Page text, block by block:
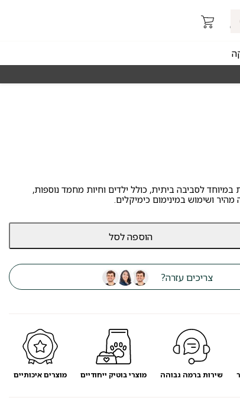
לסביבה ביתית, כולל ילדים וחיות מחמד נוספות,
מהיר ושימוש במינימום כימיקלים.
הוספה לסל
צריכים עזרה?
שירות ברמה גבוהה מוצרי בוטיק ייחודיים מוצרים איכותיים